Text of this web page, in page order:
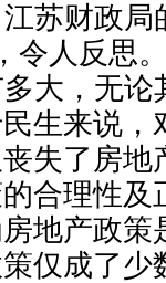
苏财政局
令人反思
大，无论
生来说，
失了房地
合理性及
地产政策
仅成了少